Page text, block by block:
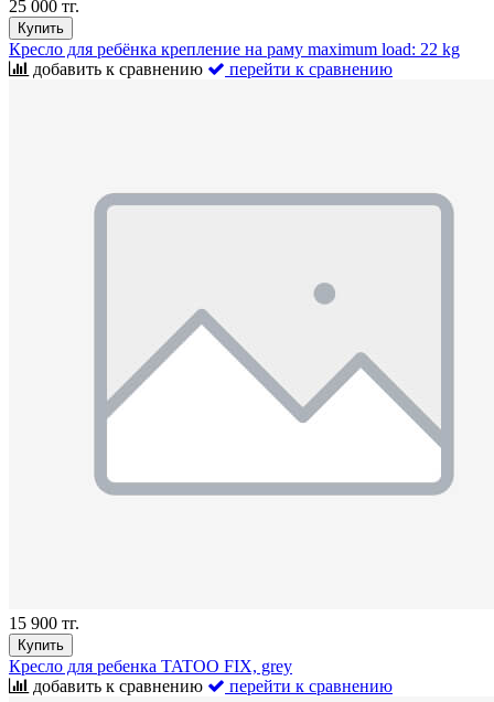
25 000 тг.
Купить
Кресло для ребёнка крепление на раму maximum load: 22 kg
добавить к сравнению
перейти к сравнению
15 900 тг.
Купить
Кресло для ребенка TATOO FIX, grey
добавить к сравнению
перейти к сравнению